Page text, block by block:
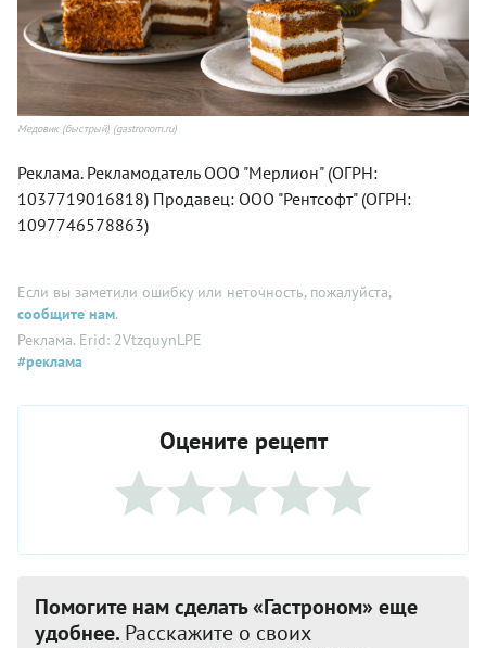
Медовик (быстрый) (gastronom.ru)
Реклама. Рекламодатель ООО "Мерлион" (ОГРН:
1037719016818) Продавец: ООО "Рентсофт" (ОГРН:
1097746578863)
Если вы заметили ошибку или неточность, пожалуйста,
сообщите нам.
Реклама. Erid: 2VtzquynLPE
#реклама
Оцените рецепт
Помогите нам сделать «Гастроном» еще
удобнее. Расскажите о своих